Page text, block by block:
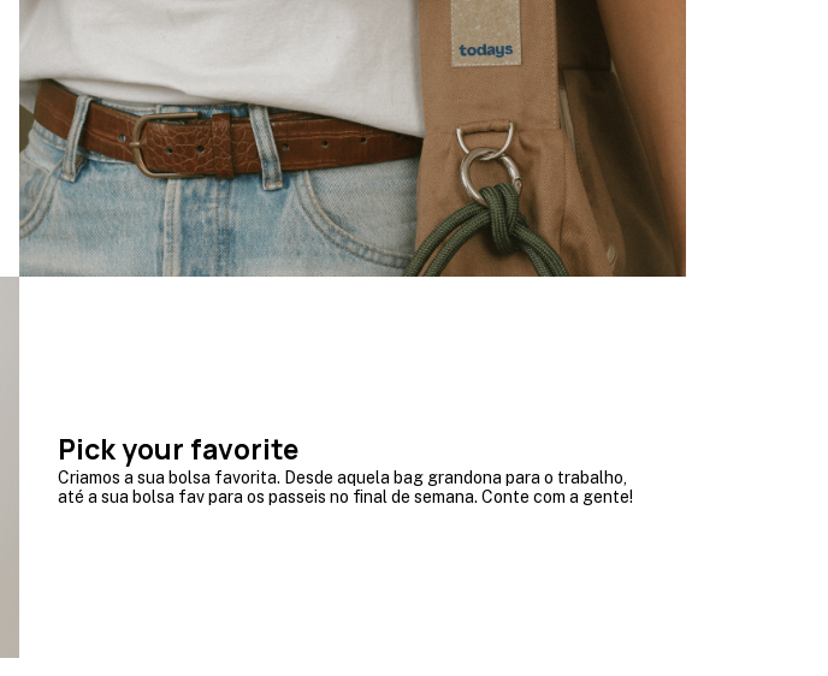
Pick your favorite
Criamos a sua bolsa favorita. Desde aquela bag grandona para o trabalho,
até a sua bolsa fav para os passeis no final de semana. Conte com a gente!